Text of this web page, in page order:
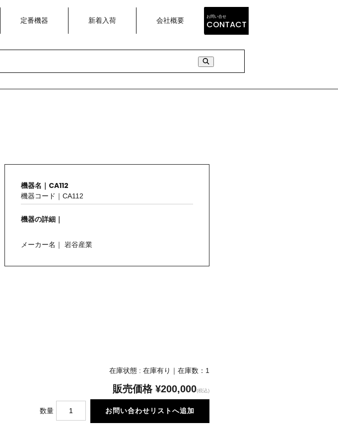
定番機器 新着入荷 会社概要 お問い合せ
CONTACT
機器名｜CA112
機器コード｜CA112
機器の詳細｜
メーカー名｜ 岩谷産業
在庫状態 : 在庫有り｜在庫数：1
販売価格¥200,000(税込)
数量